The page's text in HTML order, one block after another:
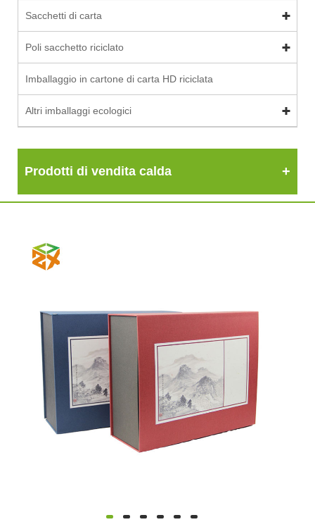
Sacchetti di carta
Poli sacchetto riciclato
Imballaggio in cartone di carta HD riciclata
Altri imballaggi ecologici
Prodotti di vendita calda